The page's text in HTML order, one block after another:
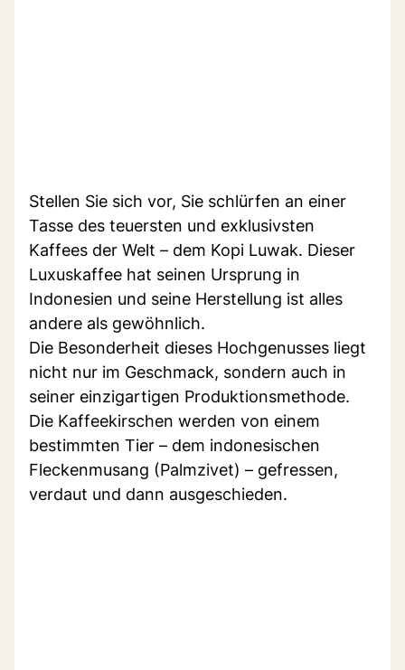
Stellen Sie sich vor, Sie schlürfen an einer
Tasse des teuersten und exklusivsten
Kaffees der Welt – dem Kopi Luwak. Dieser
Luxuskaffee hat seinen Ursprung in
Indonesien und seine Herstellung ist alles
andere als gewöhnlich.
Die Besonderheit dieses Hochgenusses liegt
nicht nur im Geschmack, sondern auch in
seiner einzigartigen Produktionsmethode.
Die Kaffeekirschen werden von einem
bestimmten Tier – dem indonesischen
Fleckenmusang (Palmzivet) – gefressen,
verdaut und dann ausgeschieden.